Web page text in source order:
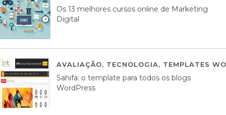
Os 13 melhores cursos online de Marketing
Digital
AVALIAÇÃO, TECNOLOGIA, TEMPLATES
Sahifa: o template para todos os blogs
WordPress